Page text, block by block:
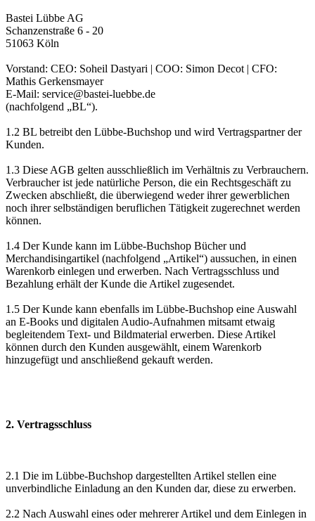
Bastei Lübbe AG
Schanzenstraße 6 - 20
51063 Köln
Vorstand: CEO: Soheil Dastyari | COO: Simon Decot | CFO:
Mathis Gerkensmayer
E-Mail: service@bastei-luebbe.de
(nachfolgend „BL“).
1.2 BL betreibt den Lübbe-Buchshop und wird Vertragspartner der
Kunden.
1.3 Diese AGB gelten ausschließlich im Verhältnis zu Verbrauchern.
Verbraucher ist jede natürliche Person, die ein Rechtsgeschäft zu
Zwecken abschließt, die überwiegend weder ihrer gewerblichen
noch ihrer selbständigen beruflichen Tätigkeit zugerechnet werden
können.
1.4 Der Kunde kann im Lübbe-Buchshop Bücher und
Merchandisingartikel (nachfolgend „Artikel“) aussuchen, in einen
Warenkorb einlegen und erwerben. Nach Vertragsschluss und
Bezahlung erhält der Kunde die Artikel zugesendet.
1.5 Der Kunde kann ebenfalls im Lübbe-Buchshop eine Auswahl
an E-Books und digitalen Audio-Aufnahmen mitsamt etwaig
begleitendem Text- und Bildmaterial erwerben. Diese Artikel
können durch den Kunden ausgewählt, einem Warenkorb
hinzugefügt und anschließend gekauft werden.
2. Vertragsschluss
2.1 Die im Lübbe-Buchshop dargestellten Artikel stellen eine
unverbindliche Einladung an den Kunden dar, diese zu erwerben.
2.2 Nach Auswahl eines oder mehrerer Artikel und dem Einlegen in